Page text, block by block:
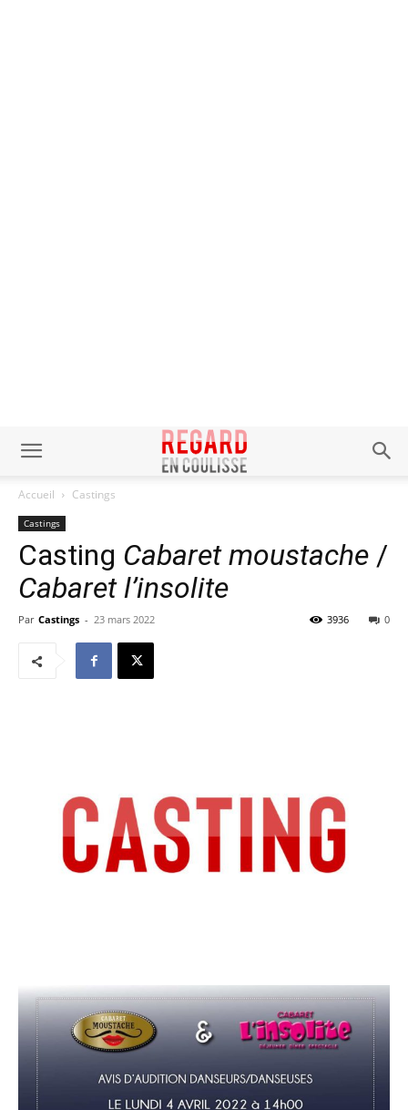
Accueil Castings
Castings
Casting Cabaret moustache /
Cabaret l’insolite
Par Castings - 23 mars 2022 0
3936